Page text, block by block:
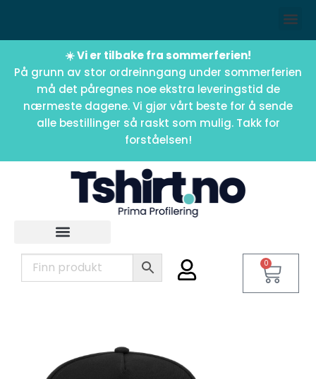
☀️ Vi er tilbake fra sommerferien!
På grunn av stor ordreinngang under sommerferien
må det påregnes noe ekstra leveringstid de
nærmeste dagene. Vi gjør vårt beste for å sende
alle bestillinger så raskt som mulig. Takk for
forståelsen!
0